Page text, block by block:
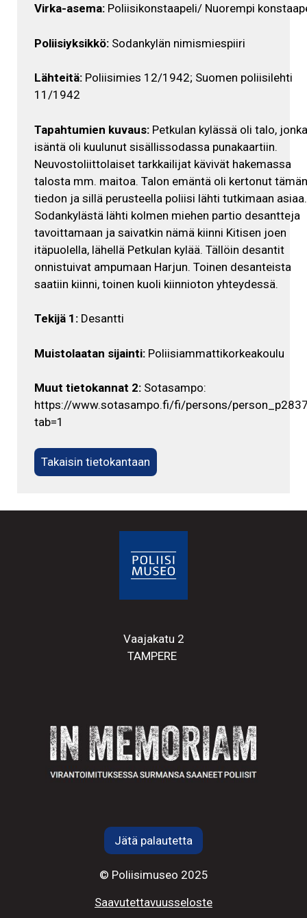
Virka-asema: Poliisikonstaapeli/ Nuorempi
Poliisiyksikkö: Sodankylän nimismiespiiri
Lähteitä: Poliisimies 12/1942; Suomen poliisilehti
11/1942
Tapahtumien kuvaus: Petkulan kylässä oli talo, jonka
isäntä oli kuulunut sisällissodassa punakaartiin.
Neuvostoliittolaiset tarkkailijat kävivät hakemassa
talosta mm. maitoa. Talon emäntä oli kertonut tämän
tiedon ja sillä perusteella poliisi lähti tutkimaan asiaa.
Sodankylästä lähti kolmen miehen partio desantteja
tavoittamaan ja saivatkin nämä kiinni Kitisen joen
itäpuolella, lähellä Petkulan kylää. Tällöin desantit
onnistuivat ampumaan Harjun. Toinen desanteista
saatiin kiinni, toinen kuoli kiinnioton yhteydessä.
Tekijä 1: Desantti
Muistolaatan sijainti: Poliisiammattikorkeakoulu
Muut tietokannat 2: Sotasampo:
https://www.sotasampo.fi/fi/persons/
tab=1
Takaisin tietokantaan
Vaajakatu 2
TAMPERE
Jätä palautetta
© Poliisimuseo 2025
Saavutettavuusseloste